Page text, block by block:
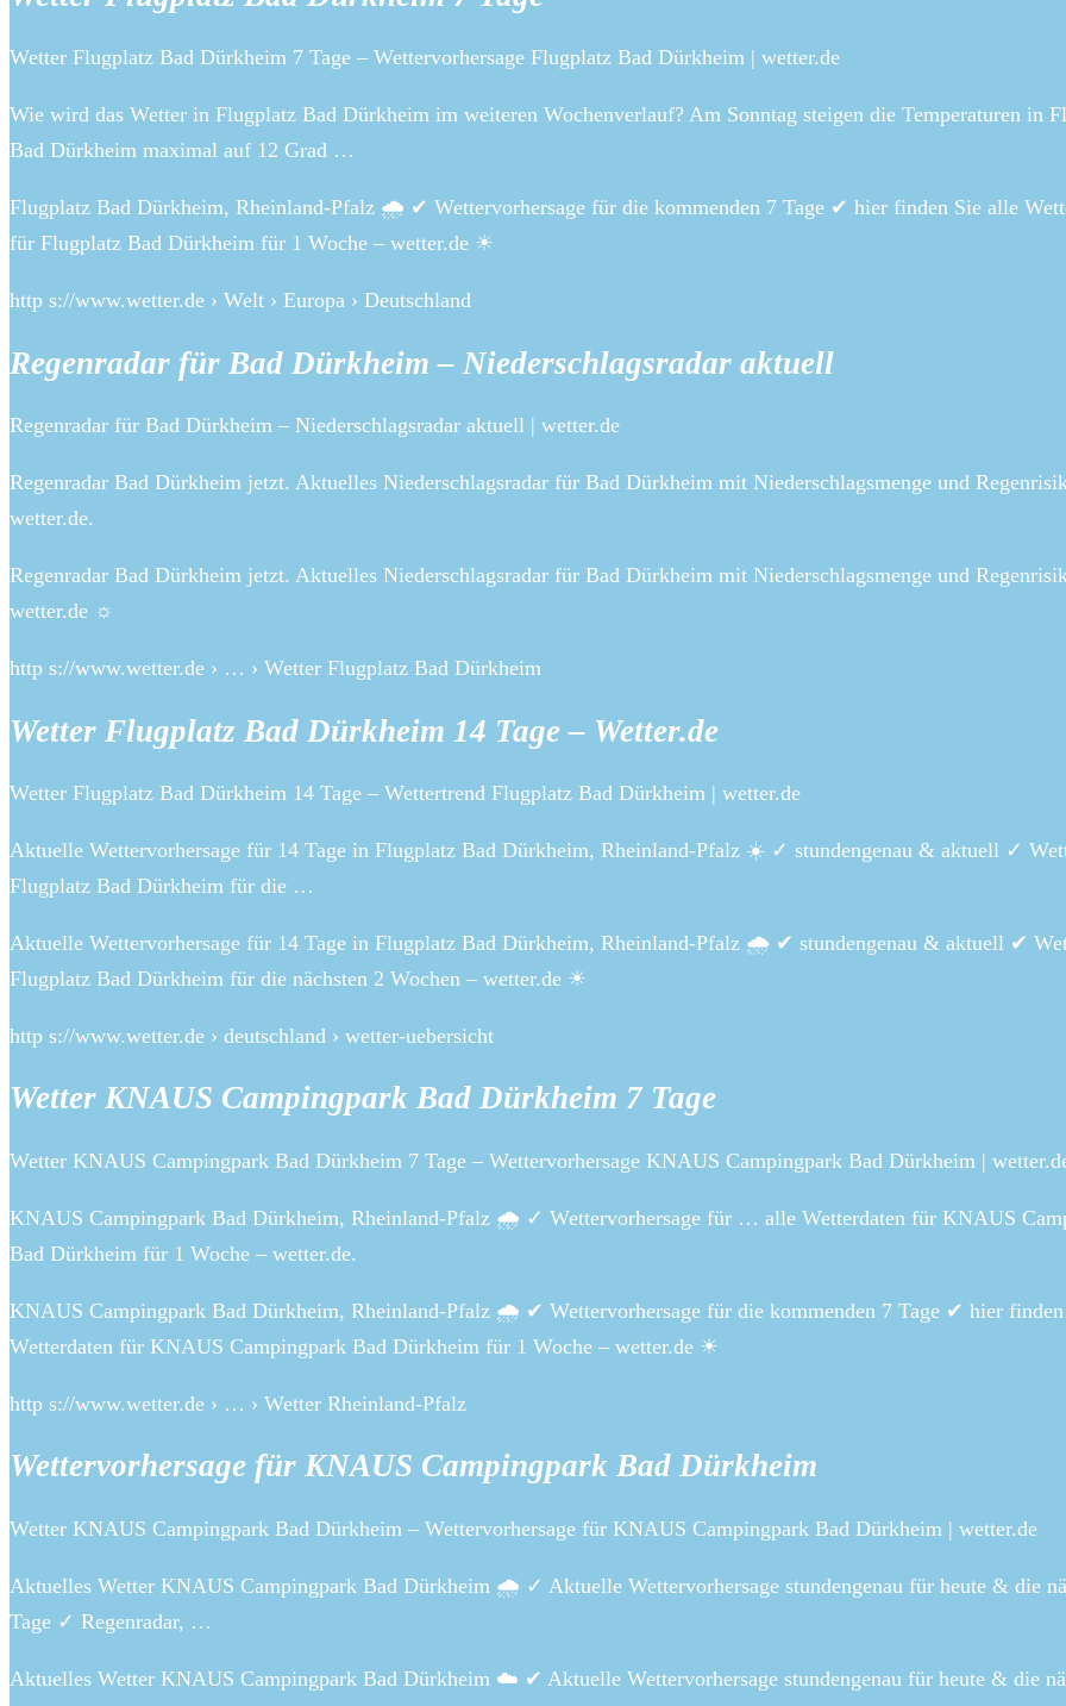
Wetter Flugplatz Bad Dürkheim 7 Tage – Wettervorhersage Flugplatz Bad Dürkheim | wetter.de
Wie wird das Wetter in Flugplatz Bad Dürkheim im weiteren Wochenverlauf? Am Sonntag steigen die Temperaturen in
Bad Dürkheim maximal auf 12 Grad …
Flugplatz Bad Dürkheim, Rheinland-Pfalz 🌧️ ✔ Wettervorhersage für die kommenden 7 Tage ✔ hier finden Sie alle
für Flugplatz Bad Dürkheim für 1 Woche – wetter.de ☀
http s://www.wetter.de › Welt › Europa › Deutschland
Regenradar für Bad Dürkheim – Niederschlagsradar aktuell
Regenradar für Bad Dürkheim – Niederschlagsradar aktuell | wetter.de
Regenradar Bad Dürkheim jetzt. Aktuelles Niederschlagsradar für Bad Dürkheim mit Niederschlagsmenge und
wetter.de.
Regenradar Bad Dürkheim jetzt. Aktuelles Niederschlagsradar für Bad Dürkheim mit Niederschlagsmenge und
wetter.de ☼
http s://www.wetter.de › … › Wetter Flugplatz Bad Dürkheim
Wetter Flugplatz Bad Dürkheim 14 Tage – Wetter.de
Wetter Flugplatz Bad Dürkheim 14 Tage – Wettertrend Flugplatz Bad Dürkheim | wetter.de
Aktuelle Wettervorhersage für 14 Tage in Flugplatz Bad Dürkheim, Rheinland-Pfalz ☀️ ✓ stundengenau & aktuell ✓
Flugplatz Bad Dürkheim für die …
Aktuelle Wettervorhersage für 14 Tage in Flugplatz Bad Dürkheim, Rheinland-Pfalz 🌧️ ✔ stundengenau & aktuell ✔
Flugplatz Bad Dürkheim für die nächsten 2 Wochen – wetter.de ☀
http s://www.wetter.de › deutschland › wetter-uebersicht
Wetter KNAUS Campingpark Bad Dürkheim 7 Tage
Wetter KNAUS Campingpark Bad Dürkheim 7 Tage – Wettervorhersage KNAUS Campingpark Bad Dürkheim |
KNAUS Campingpark Bad Dürkheim, Rheinland-Pfalz 🌧️ ✓ Wettervorhersage für … alle Wetterdaten für KNAUS
Bad Dürkheim für 1 Woche – wetter.de.
KNAUS Campingpark Bad Dürkheim, Rheinland-Pfalz 🌧️ ✔ Wettervorhersage für die kommenden 7 Tage ✔ hier
Wetterdaten für KNAUS Campingpark Bad Dürkheim für 1 Woche – wetter.de ☀
http s://www.wetter.de › … › Wetter Rheinland-Pfalz
Wettervorhersage für KNAUS Campingpark Bad Dürkheim
Wetter KNAUS Campingpark Bad Dürkheim – Wettervorhersage für KNAUS Campingpark Bad Dürkheim | wetter.de
Aktuelles Wetter KNAUS Campingpark Bad Dürkheim 🌧️ ✓ Aktuelle Wettervorhersage stundengenau für heute & die
Tage ✓ Regenradar, …
Aktuelles Wetter KNAUS Campingpark Bad Dürkheim ☁️ ✔ Aktuelle Wettervorhersage stundengenau für heute & die